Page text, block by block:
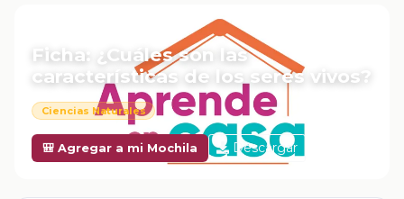
Ficha: ¿Cuáles son las
características de los seres vivos?
Ciencias Naturales
🎒 Agregar a mi Mochila Descargar